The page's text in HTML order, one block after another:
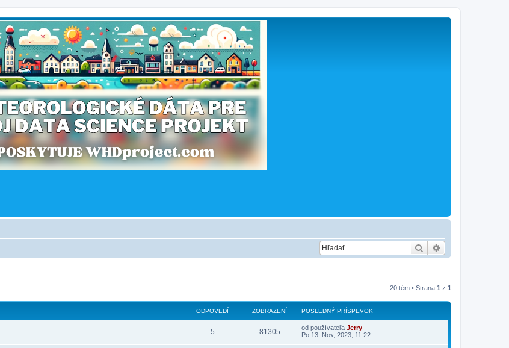
Hľadať
20 tém • Strana 1 z 1
ODPOVEDÍ ZOBRAZENÍ POSLEDNÝ PRÍSPEVOK
5 81305 od používateľa Jerry
Po 13. Nov, 2023, 11:22